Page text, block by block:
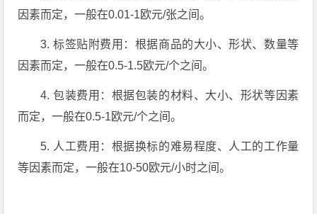
因素而定，一般在0.01-1欧元/张之间。
3. 标签贴附费用：根据商品的大小、形状、数量等
因素而定，一般在0.5-1.5欧元/个之间。
4. 包装费用：根据包装的材料、大小、形状等因素
而定，一般在0.5-1欧元/个之间。
5. 人工费用：根据换标的难易程度、人工的工作量
等因素而定，一般在10-50欧元/小时之间。